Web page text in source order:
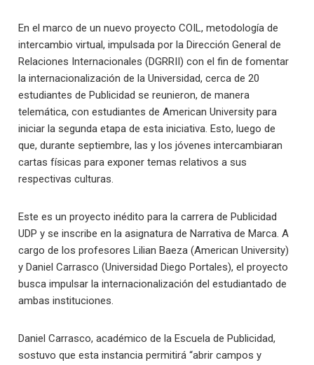
En el marco de un nuevo proyecto COIL, metodología de
intercambio virtual, impulsada por la Dirección General de
Relaciones Internacionales (DGRRII) con el fin de fomentar
la internacionalización de la Universidad, cerca de 20
estudiantes de Publicidad se reunieron, de manera
telemática, con estudiantes de American University para
iniciar la segunda etapa de esta iniciativa. Esto, luego de
que, durante septiembre, las y los jóvenes intercambiaran
cartas físicas para exponer temas relativos a sus
respectivas culturas.
Este es un proyecto inédito para la carrera de Publicidad
UDP y se inscribe en la asignatura de Narrativa de Marca. A
cargo de los profesores Lilian Baeza (American University)
y Daniel Carrasco (Universidad Diego Portales), el proyecto
busca impulsar la internacionalización del estudiantado de
ambas instituciones.
Daniel Carrasco, académico de la Escuela de Publicidad,
sostuvo que esta instancia permitirá “abrir campos y